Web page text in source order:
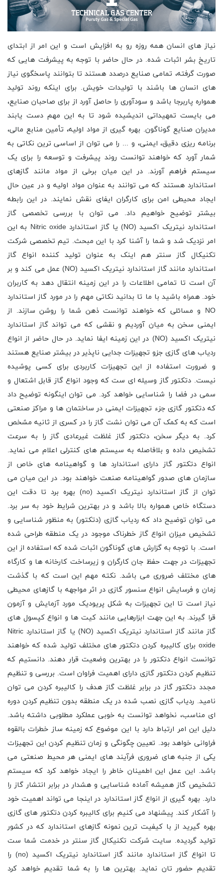
نیاز های انسان همه روزه رو به افزایش است و این امر از ابتدای
تاریخ بشر اثبات شده. در حال حاضر با توجه به پیشرفت هایی که
صورت گرفته، تمامی صنایع درصدد هستند تا بتوانند پاسخگوی نیاز
های انسان ها باشند با تولیدات خویش. برای اینکه روند تولید
همواره پاربرجا باشد و سودآوری را حاصل آورد از برای صاحبان صنایع،
می بایست تمهیداتی اندیشیده شود تا به این مهم دست یابند
مدیران صنایع گوناگون. بهره گیری از مواد اولیه، تأمین منابع مالی،
برنامه ریزی دقیق، ایمنی، و ... را می توان از اساسی ترین نکاتی به
شمار آورد که خواهند توانست روند پیشرفت و توسعه را برای یک
سیستم فراهم آورند. در این میان برخی از مواد مانند گازهای
استاندارد هستند که می توانند به عنوان مواد اولیه و در عین حال
ایجاد محیطی امن برای کارگران ایفای نقش نمایند. در این رابطه
بیشتر توضیح خواهیم داد. می توان با بررسی تخصصی گاز
استاندارد نیتریک اکسید (NO) یا گاز استاندارد Nitric oxide به این
امر نزدیک شد و شما را آشنا کرد با این مبحث. تیم تخصصی شرکت
تکنیکال گاز سنتر هم اینک به عنوان تولید کننده انواع گاز
استاندارد مانند گاز استاندارد نیتریک اکسید (NO) عمل می کند و بر
آن است تا تمامی اطلاعات را در این زمینه انتقال دهد به کاربران
خود. همراه باشید با ما تا بدانید نکاتی مهم را در مورد گاز استاندارد
NO و مسائلی که خواهند توانست ذهن شما را روشن سازند. از
ایمنی سخن به میان آوردیم و نقشی که می تواند گاز استاندارد
نیتریک اکسید (NO) در این زمینه ایفا نماید. در حال حاضر از انواع
ردیاب های گازی جزو تجهیزات جدایی ناپذیر در بیشتر صنایع هستند
و ضرورت استفاده از این تجهیزات کاربردی برای کسی پوشیده
نیست. دتکتور گاز وسیله ‌ای ست که وجود انواع گاز قابل اشتعال و
سمی در فضا را شناسایی خواهد کرد. می توان اینگونه توضیح داد
که دتکتور گازی جزء تجهیزات ایمنی در ساختمان ‌ها و مراکز صنعتی
است که به کمک آن می ‌توان نشت گاز را در کسری از ثانیه مشخص
کرد. به دیگر سخن، دتکتور گاز غلظت غیرعادی گاز را به سرعت
تشخیص داده و بلافاصله به سیستم‌ های کنترلی اعلام می نماید.
انواع دتکتور گاز دارای استاندارد ها و گواهینامه‌ های خاص از
سازمان‌ های صدور گواهینامه صنعت خواهند بود. در این میان می
توان از گاز استاندارد نیتریک اکسید (no) بهره برد تا دقت این
دستگاه خاص همواره بالا باشد و در بهترین شرایط خود به سر برد.
می توان توضیح داد که ردیاب گازی (دتکتور) به منظور شناسایی و
تشخیص میزان انواع گاز خطرناک موجود در یک منطقه طراحی شده
است. با توجه به گزارش های گوناگون اثبات شده که استفاده از این
تجهیزات در جهت حفظ جان کارگران و زیرساخت کارخانه ها و کارگاه
های مختلف ضروری می باشد. نکته مهم این است که با گذشت
زمان و فرسایش انواع سنسور گازی در اثر مواجهه با گازهای محیطی
نیاز است تا این تجهیزات به شکل پریودیک مورد آزمایش و آزمون
قرا گیرند. به این جهت ابزارهایی مانند کیت ها و انواع کپسول های
گاز مانند گاز استاندارد نیتریک اکسید (NO) یا گاز استاندارد Nitric
oxide برای کالیبره کردن دتکتور های مختلف تولید شده که خواهند
توانست انواع دتکتور را در بهترین وضعیت قرار دهند. دانستیم که
تنظیم کردن دتکتور گازی دارای اهمیت فراوان است. بررسی و تنظیم
مجدد دتکتور گاز در برابر غلظت گاز هدف را کالیبره کردن می توان
نامید. ردیاب گازی نصب شده در یک منطقه بدون تنظیم کردن دوره
‌ای مناسب، نخواهد توانست به خوبی عملکرد مطلوبی داشته باشد.
دلیل این امر ارتباط دارد با این موضوع که زمینه ساز خطرات بالقوه
فراوانی خواهد بود. تعیین چگونگی و زمان تنظیم کردن این تجهیزات
یکی از جنبه‌ های ضروری فرآیند های ایمنی هر محیط صنعتی می
باشد. این عمل این اطمینان خاطر را ایجاد خواهد کرد که سیستم
تشخیص گاز همیشه آماده شناسایی و هشدار در برابر انتشار گاز را
دارد. بهره گیری از انواع گاز استاندارد در اینجا می تواند اهمیت خود
را آشکار کند. پیشنهاد می کنیم برای کالیبره کردن دتکتور های گازی
بهره گیرید از با کیفیت ترین نمونه گازهای استاندارد که در کشور
تولید گردیده. سایت شرکت تکنیکال گاز سنتر در خدمت شما ست
تا انواع گاز استاندارد مانند گاز استاندارد نیتریک اکسید (no) را
تقدیم حضور تان نماید. بهترین ها را به شما تقدیم خواهد کرد